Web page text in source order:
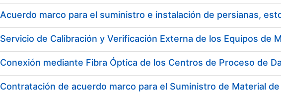
Erakutsi/Ezkutatu
Acuerdo marco para el suministro e instalación de persianas,